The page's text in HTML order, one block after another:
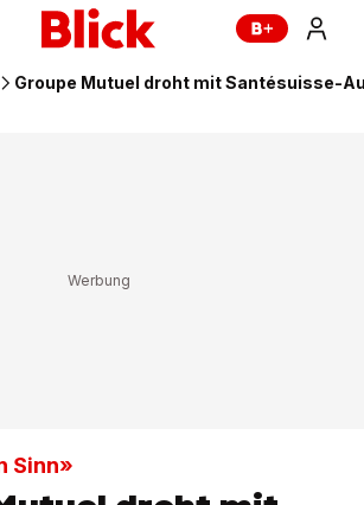
Groupe Mutuel droht mit Santésuisse-
Sinn»